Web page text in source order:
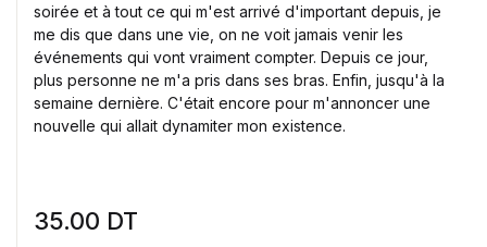
soirée et à tout ce qui m'est arrivé d'important depuis, je
me dis que dans une vie, on ne voit jamais venir les
événements qui vont vraiment compter. Depuis ce jour,
plus personne ne m'a pris dans ses bras. Enfin, jusqu'à la
semaine dernière. C'était encore pour m'annoncer une
nouvelle qui allait dynamiter mon existence.
35.00 DT